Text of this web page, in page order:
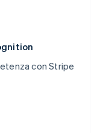
con Stripe